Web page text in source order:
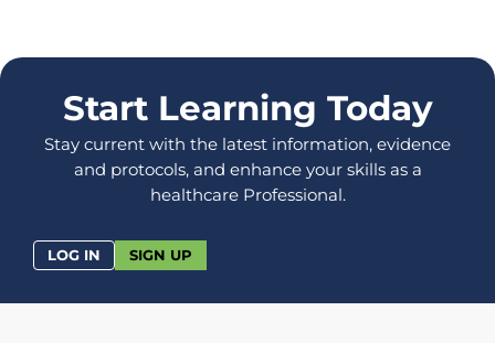
Start Learning Today
Stay current with the latest information, evidence
and protocols, and enhance your skills as a
healthcare Professional.
LOG IN SIGN UP